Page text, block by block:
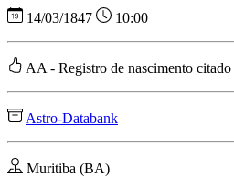
14/03/1847 10:00
AA - Registro de nascimento citado
Astro-Databank
Muritiba (BA)